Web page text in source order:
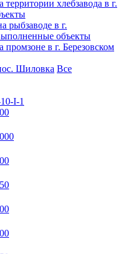
хлебзавода в г.
в г.
объекты
в г. Березовском
Шиловка Все
I-1